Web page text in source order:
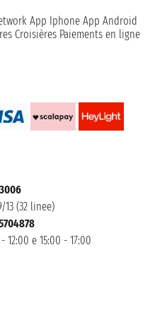
App Iphone App Android
Croisières Paiements en ligne
(32 linee)
e 15:00 - 17:00